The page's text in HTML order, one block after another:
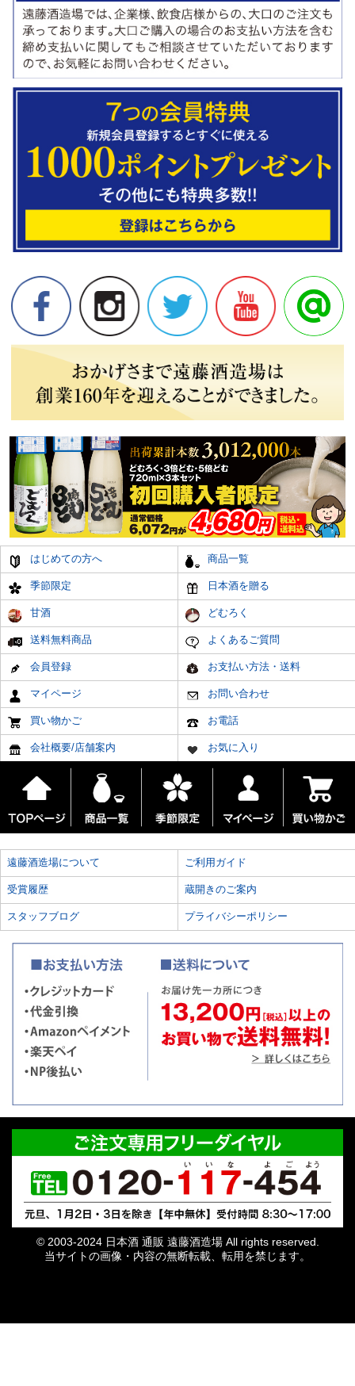
はじめての方へ 商品一覧
季節限定 日本酒を贈る
甘酒 どむろく
送料無料商品 よくあるご質問
会員登録 お支払い方法・送料
マイページ お問い合わせ
買い物かご お電話
会社概要/店舗案内 お気に入り
遠藤酒造場について ご利用ガイド
受賞履歴 蔵開きのご案内
スタッフブログ プライバシーポリシー
© 2003-2024 日本酒 通販 遠藤酒造場 All rights reserved.
当サイトの画像・内容の無断転載、転用を禁じます。